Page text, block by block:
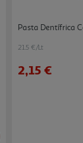
Pasta Dentífrica
21.5 €/Lt
2,15 €